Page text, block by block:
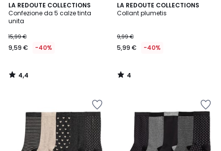
LA REDOUTE COLLECTIONS
Confezione da 5 calze tinta
unita
15,99 €
9,59 € -40%
4,4
/ 5
4,4
/
LA REDOUTE COLLECTIONS
Collant plumetis
9,99 €
5,99 € -40%
4
/
4
/